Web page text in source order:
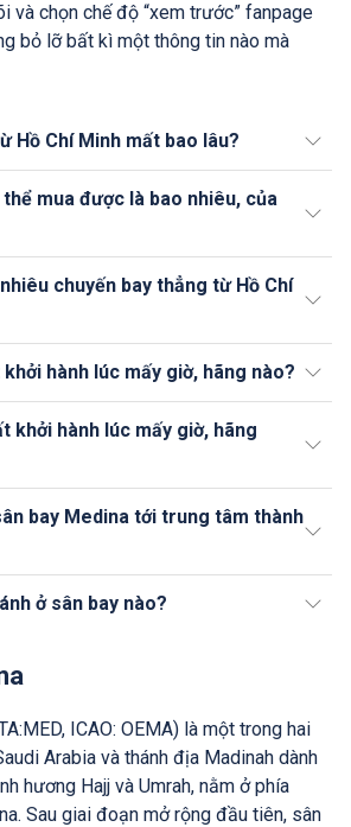
và chọn chế độ “xem trước” fanpage
bỏ lỡ bất kì một thông tin nào mà
Hồ Chí Minh mất bao lâu?
mua được là bao nhiêu, của
chuyến bay thẳng từ Hồ Chí
hành lúc mấy giờ, hãng nào?
khởi hành lúc mấy giờ, hãng
bay Medina tới trung tâm thành
ở sân bay nào?
ICAO: OEMA) là một trong hai
Arabia và thánh địa Madinah dành
hương Hajj và Umrah, nằm ở phía
Sau giai đoạn mở rộng đầu tiên, sân